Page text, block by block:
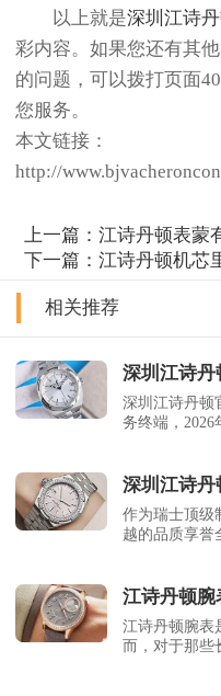
以上就是深圳江诗
彩内容。如果您还有其
的问题，可以拨打页面
您服务。
本文链接：
http://
上一篇：江诗丹顿表蒙
下一篇：江诗丹顿机芯
相关推荐
深圳江诗丹
深圳江诗丹顿
务终端，2026
深圳江诗丹
作为瑞士顶级
越的品质享誉
江诗丹顿腕
江诗丹顿腕表
而，对于那些